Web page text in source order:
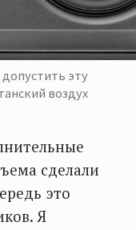
эту
воздух
сделали
это
Я